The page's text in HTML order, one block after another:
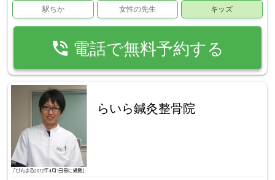
駅ちか 女性の先生 キッズ
phone_in_talk 電話で無料予約する
らいら鍼灸整骨院